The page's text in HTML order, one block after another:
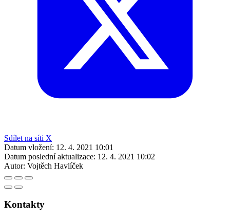
Sdílet na síti X
Datum vložení: 12. 4. 2021 10:01
Datum poslední aktualizace: 12. 4. 2021 10:02
Autor: Vojtěch Havlíček
Kontakty